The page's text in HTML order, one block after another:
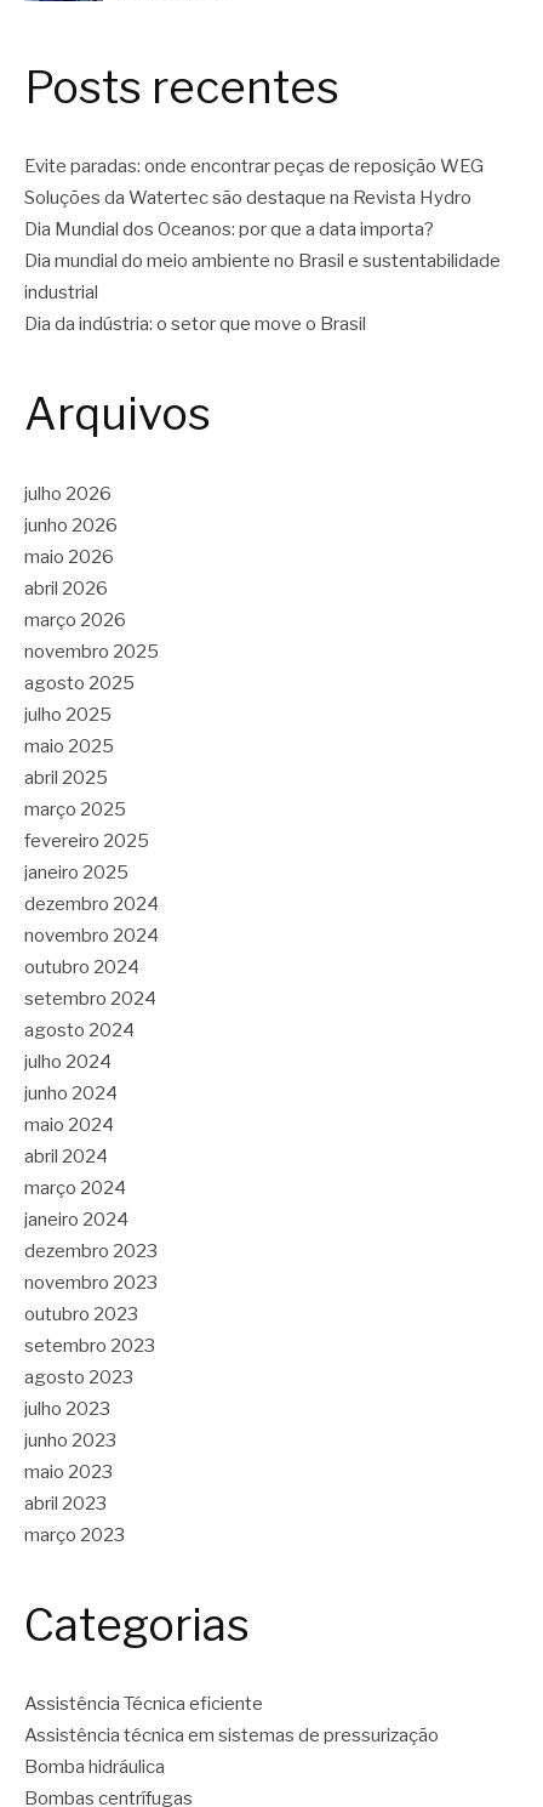
Posts recentes
Evite paradas: onde encontrar peças de reposição WEG
Soluções da Watertec são destaque na Revista Hydro
Dia Mundial dos Oceanos: por que a data importa?
Dia mundial do meio ambiente no Brasil e sustentabilidade
industrial
Dia da indústria: o setor que move o Brasil
Arquivos
julho 2026
junho 2026
maio 2026
abril 2026
março 2026
novembro 2025
agosto 2025
julho 2025
maio 2025
abril 2025
março 2025
fevereiro 2025
janeiro 2025
dezembro 2024
novembro 2024
outubro 2024
setembro 2024
agosto 2024
julho 2024
junho 2024
maio 2024
abril 2024
março 2024
janeiro 2024
dezembro 2023
novembro 2023
outubro 2023
setembro 2023
agosto 2023
julho 2023
junho 2023
maio 2023
abril 2023
março 2023
Categorias
Assistência Técnica eficiente
Assistência técnica em sistemas de pressurização
Bomba hidráulica
Bombas centrífugas